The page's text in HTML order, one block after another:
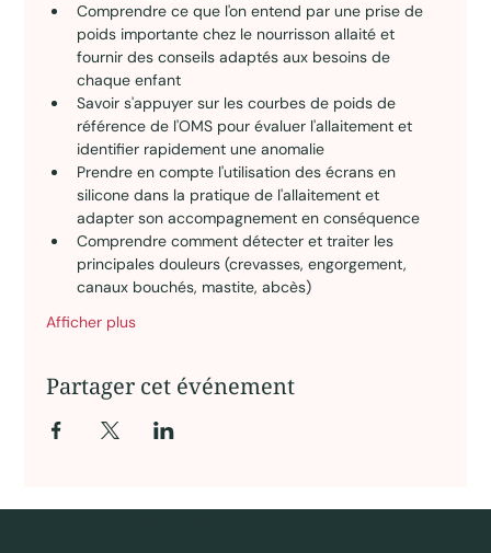
Comprendre ce que l'on entend par une prise de
poids importante chez le nourrisson allaité et
fournir des conseils adaptés aux besoins de
chaque enfant
Savoir s'appuyer sur les courbes de poids de
référence de l'OMS pour évaluer l'allaitement et
identifier rapidement une anomalie
Prendre en compte l'utilisation des écrans en
silicone dans la pratique de l'allaitement et
adapter son accompagnement en conséquence
Comprendre comment détecter et traiter les
principales douleurs (crevasses, engorgement,
canaux bouchés, mastite, abcès)
Afficher plus
Partager cet événement